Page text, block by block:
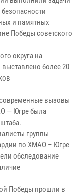
и памятных
Победы советского
округа на
более 20
вызовы
— Югре была
группы
по ХМАО – Югре
обследование
Победы прошли в